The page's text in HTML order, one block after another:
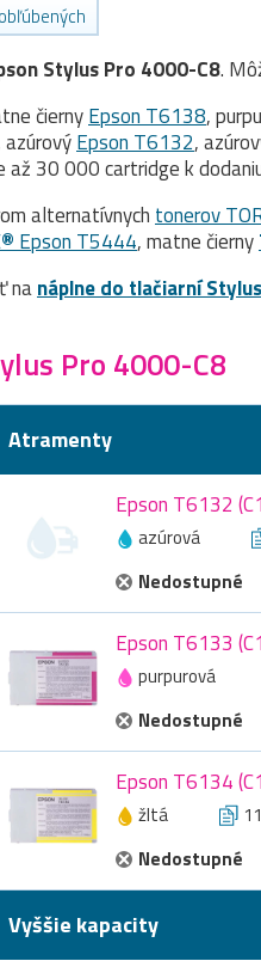
Stylus Pro 4000-C8.
čiernyEpson T6138,
azúrovýEpson T6132,
až 30 000 cartridge k
alternatívnych tonerov
Epson T5444, matne čierny
nanáplne do tlačiarní
Pro 4000-C8
Atramenty
Epson T6132
azúrová
Nedostupné
Epson T6133
purpurová
Nedostupné
Epson T6134
žltá
Nedostupné
Vyššie kapacity